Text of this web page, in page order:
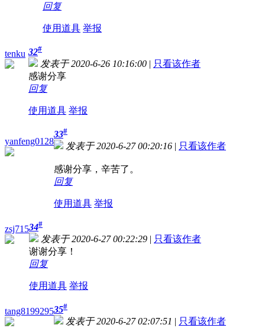
回复
使用道具 举报
tenku 32#
发表于 2020-6-26 10:16:00 | 只看该作者
感谢分享
回复
使用道具 举报
yanfeng0128
33#
发表于 2020-6-27 00:20:16 | 只看该作者
感谢分享，辛苦了。
回复
使用道具 举报
zsj71534#
发表于 2020-6-27 00:22:29 | 只看该作者
谢谢分享！
回复
使用道具 举报
tang819929535#
发表于 2020-6-27 02:07:51 | 只看该作者